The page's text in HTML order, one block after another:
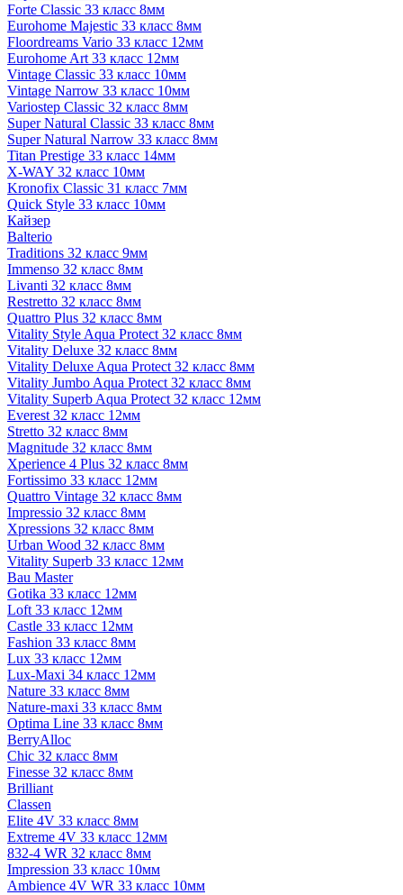
Forte Classic 33 класс 8мм
Eurohome Majestic 33 класс 8мм
Floordreams Vario 33 класс 12мм
Eurohome Art 33 класс 12мм
Vintage Classic 33 класс 10мм
Vintage Narrow 33 класс 10мм
Variostep Classic 32 класс 8мм
Super Natural Classic 33 класс 8мм
Super Natural Narrow 33 класс 8мм
Titan Prestige 33 класс 14мм
X-WAY 32 класс 10мм
Kronofix Classic 31 класс 7мм
Quick Style 33 класс 10мм
Кайзер
Balterio
Traditions 32 класс 9мм
Immenso 32 класс 8мм
Livanti 32 класс 8мм
Restretto 32 класс 8мм
Quattro Plus 32 класс 8мм
Vitality Style Aqua Protect 32 класс 8мм
Vitality Deluxe 32 класс 8мм
Vitality Deluxe Aqua Protect 32 класс 8мм
Vitality Jumbo Aqua Protect 32 класс 8мм
Vitality Superb Aqua Protect 32 класс 12мм
Everest 32 класс 12мм
Stretto 32 класс 8мм
Magnitude 32 класс 8мм
Xperience 4 Plus 32 класс 8мм
Fortissimo 33 класс 12мм
Quattro Vintage 32 класс 8мм
Impressio 32 класс 8мм
Xpressions 32 класс 8мм
Urban Wood 32 класс 8мм
Vitality Superb 33 класс 12мм
Bau Master
Gotika 33 класс 12мм
Loft 33 класс 12мм
Castle 33 класс 12мм
Fashion 33 класс 8мм
Lux 33 класс 12мм
Lux-Maxi 34 класс 12мм
Nature 33 класс 8мм
Nature-maxi 33 класс 8мм
Optima Line 33 класс 8мм
BerryAlloc
Chic 32 класс 8мм
Finesse 32 класс 8мм
Brilliant
Classen
Elite 4V 33 класс 8мм
Extreme 4V 33 класс 12мм
832-4 WR 32 класс 8мм
Impression 33 класс 10мм
Ambience 4V WR 33 класс 10мм